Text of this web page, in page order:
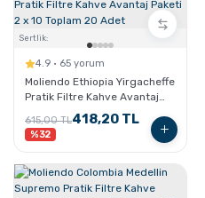
Sertlik:
4.9 · 65 yorum
Moliendo Ethiopia Yirgacheffe
Pratik Filtre Kahve Avantaj
Paketi 2 x 10 Toplam 20 Adet
615,00 TL418,20 TL
%32